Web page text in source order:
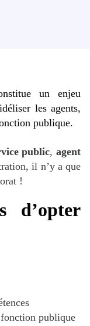
un enjeu
les agents,
publique.
public,agent
il n’y a que
!
d’opter
publique